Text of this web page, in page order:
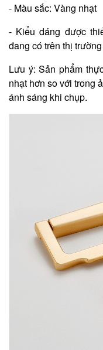
- Màu sắc: Vàng nhạt
- Kiểu dáng được
đang có trên thị
Lưu ý: Sản phẩm
nhạt hơn so với trong
ánh sáng khi chụp.